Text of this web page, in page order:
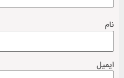
نام
ایمیل